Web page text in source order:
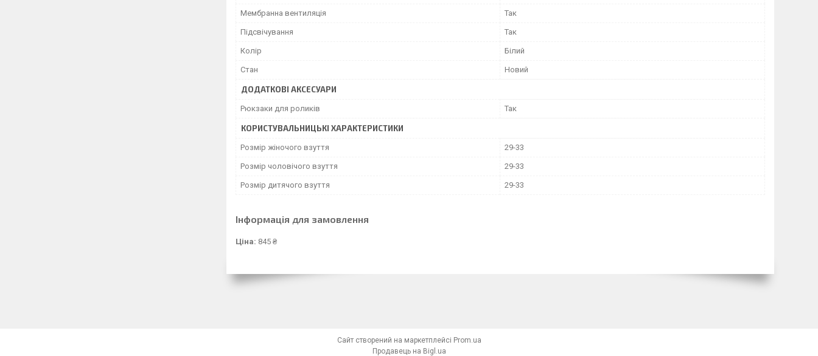
Мембранна вентиляція Так
Підсвічування Так
Колір Білий
Стан Новий
ДОДАТКОВІ АКСЕСУАРИ
Рюкзаки для роликів Так
КОРИСТУВАЛЬНИЦЬКІ ХАРАКТЕРИСТИКИ
Розмір жіночого взуття 29-33
Розмір чоловічого взуття 29-33
Розмір дитячого взуття 29-33
Інформація для замовлення
Ціна: 845 ₴
Сайт створений на маркетплейсі Prom.ua
Продавець на Bigl.ua